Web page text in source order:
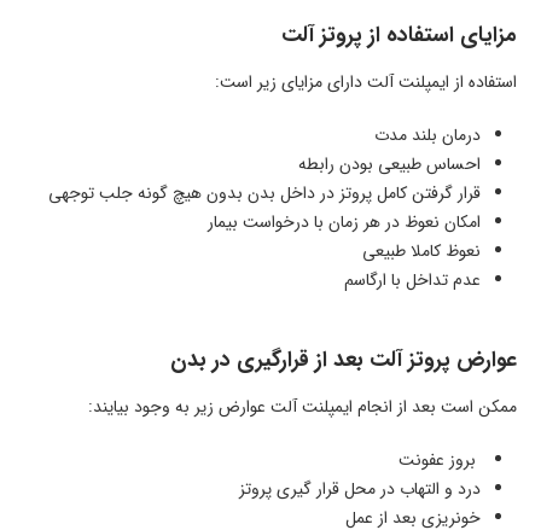
مزایای استفاده از پروتز آلت
استفاده از ایمپلنت آلت دارای مزایای زیر است:
درمان بلند مدت
احساس طبیعی بودن رابطه
قرار گرفتن کامل پروتز در داخل بدن بدون هیچ گونه جلب توجهی
امکان نعوظ در هر زمان با درخواست بیمار
نعوظ کاملا طبیعی
عدم تداخل با ارگاسم
عوارض پروتز آلت بعد از قرارگیری در بدن
ممکن است بعد از انجام ایمپلنت آلت عوارض زیر به وجود بیایند:
بروز عفونت
درد و التهاب در محل قرار گیری پروتز
خونریزی بعد از عمل